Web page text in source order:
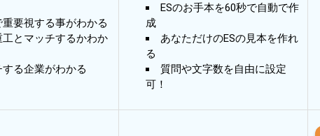
要視する事がわかる
工とマッチするかわか
する企業がわかる
ESのお手本を60秒で自動で作
成
あなただけのESの見本を作れ
る
質問や文字数を自由に設定
可！